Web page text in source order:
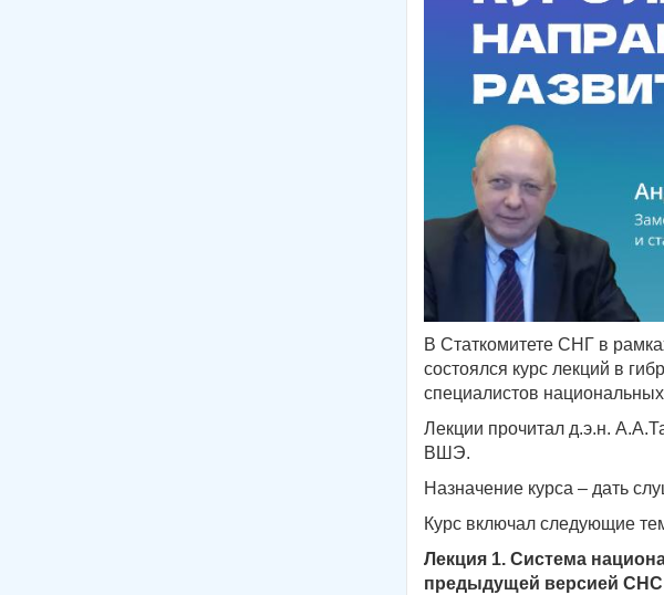
В Статкомитете СНГ в
состоялся курс лекций в
специалистов
Лекции прочитал д.э.н.
ВШЭ.
Назначение курса – дать
Курс включал следующие
Лекция 1. Система
предыдущей версией СНС